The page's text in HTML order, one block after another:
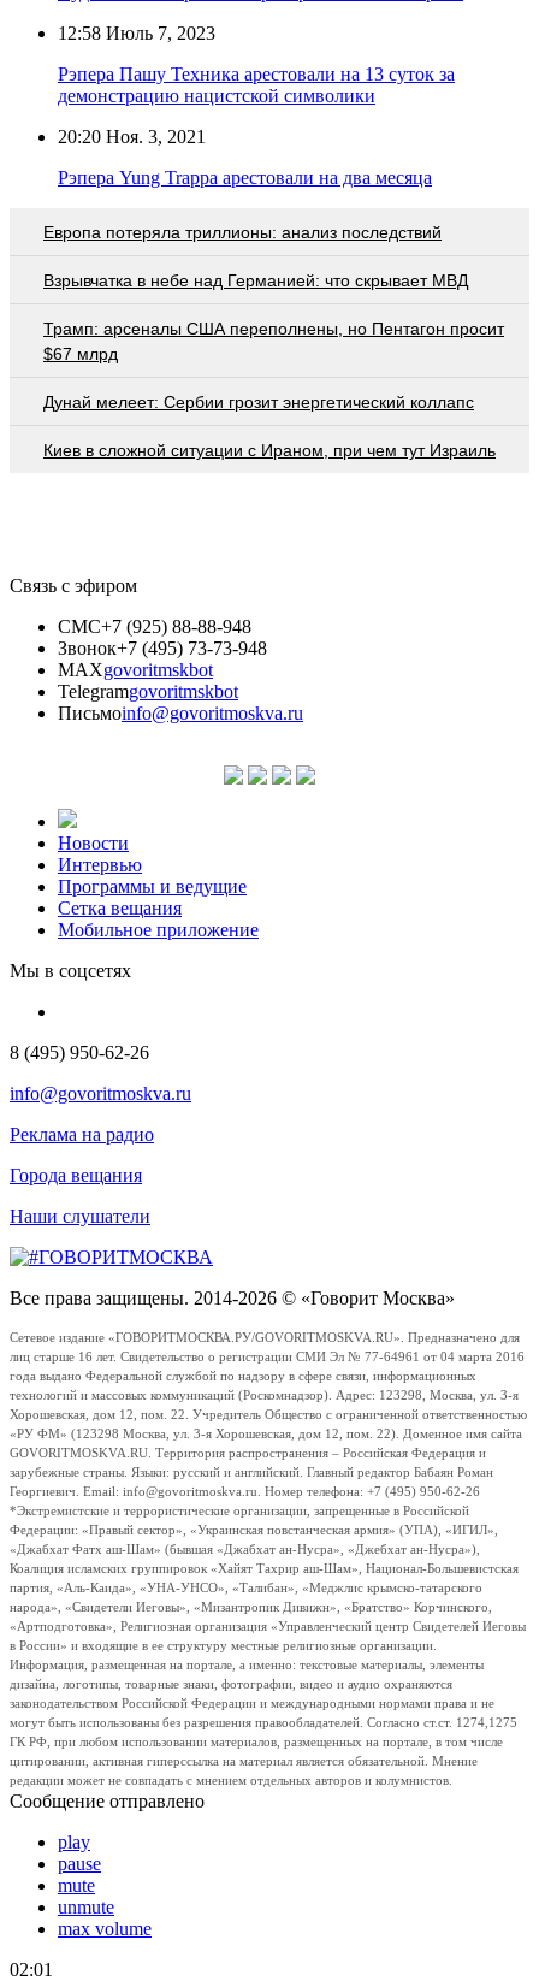
12:58 Июль 7, 2023
Рэпера Пашу Техника арестовали на 13 суток за
демонстрацию нацистской символики
20:20 Ноя. 3, 2021
Рэпера Yung Trappa арестовали на два месяца
Европа потеряла триллионы: анализ последствий
Взрывчатка в небе над Германией: что скрывает МВД
Трамп: арсеналы США переполнены, но Пентагон просит
$67 млрд
Дунай мелеет: Сербии грозит энергетический коллапс
Киев в сложной ситуации с Ираном, при чем тут Израиль
Связь с эфиром
СМС+7 (925) 88-88-948
Звонок+7 (495) 73-73-948
MAXgovoritmskbot
Telegramgovoritmskbot
Письмоinfo@govoritmoskva.ru
Новости
Интервью
Программы и ведущие
Сетка вещания
Мобильное приложение
Мы в соцсетях
8 (495) 950-62-26
info@govoritmoskva.ru
Реклама на радио
Города вещания
Наши слушатели
Все права защищены. 2014-2026 © «Говорит Москва»
Сетевое издание «ГОВОРИТМОСКВА.РУ/GOVORITMOSKVA.RU». Предназначено для
лиц старше 16 лет. Свидетельство о регистрации СМИ Эл № 77-64961 от 04 марта 2016
года выдано Федеральной службой по надзору в сфере связи, информационных
технологий и массовых коммуникаций (Роскомнадзор). Адрес: 123298, Москва, ул. 3-я
Хорошевская, дом 12, пом. 22. Учредитель Общество с ограниченной ответственностью
«РУ ФМ» (123298 Москва, ул. 3-я Хорошевская, дом 12, пом. 22). Доменное имя сайта
GOVORITMOSKVA.RU. Территория распространения – Российская Федерация и
зарубежные страны. Языки: русский и английский. Главный редактор Бабаян Роман
Георгиевич. Email: info@govoritmoskva.ru. Номер телефона: +7 (495) 950-62-26
*Экстремистские и террористические организации, запрещенные в Российской
Федерации: «Правый сектор», «Украинская повстанческая армия» (УПА), «ИГИЛ»,
«Джабхат Фатх аш-Шам» (бывшая «Джабхат ан-Нусра», «Джебхат ан-Нусра»),
Коалиция исламских группировок «Хайят Тахрир аш-Шам», Национал-Большевистская
партия, «Аль-Каида», «УНА-УНСО», «Талибан», «Меджлис крымско-татарского
народа», «Свидетели Иеговы», «Мизантропик Дивижн», «Братство» Корчинского,
«Артподготовка», Религиозная организация «Управленческий центр Свидетелей Иеговы
в России» и входящие в ее структуру местные религиозные организации.
Информация, размещенная на портале, а именно: текстовые материалы, элементы
дизайна, логотипы, товарные знаки, фотографии, видео и аудио охраняются
законодательством Российской Федерации и международными нормами права и не
могут быть использованы без разрешения правообладателей. Согласно ст.ст. 1274,1275
ГК РФ, при любом использовании материалов, размещенных на портале, в том числе
цитировании, активная гиперссылка на материал является обязательной. Мнение
редакции может не совпадать с мнением отдельных авторов и колумнистов.
Сообщение отправлено
play
pause
mute
unmute
max volume
02:01